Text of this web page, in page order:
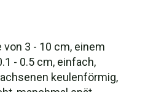
3 - 10 cm, einem
- 0.5 cm, einfach,
keulenförmig,